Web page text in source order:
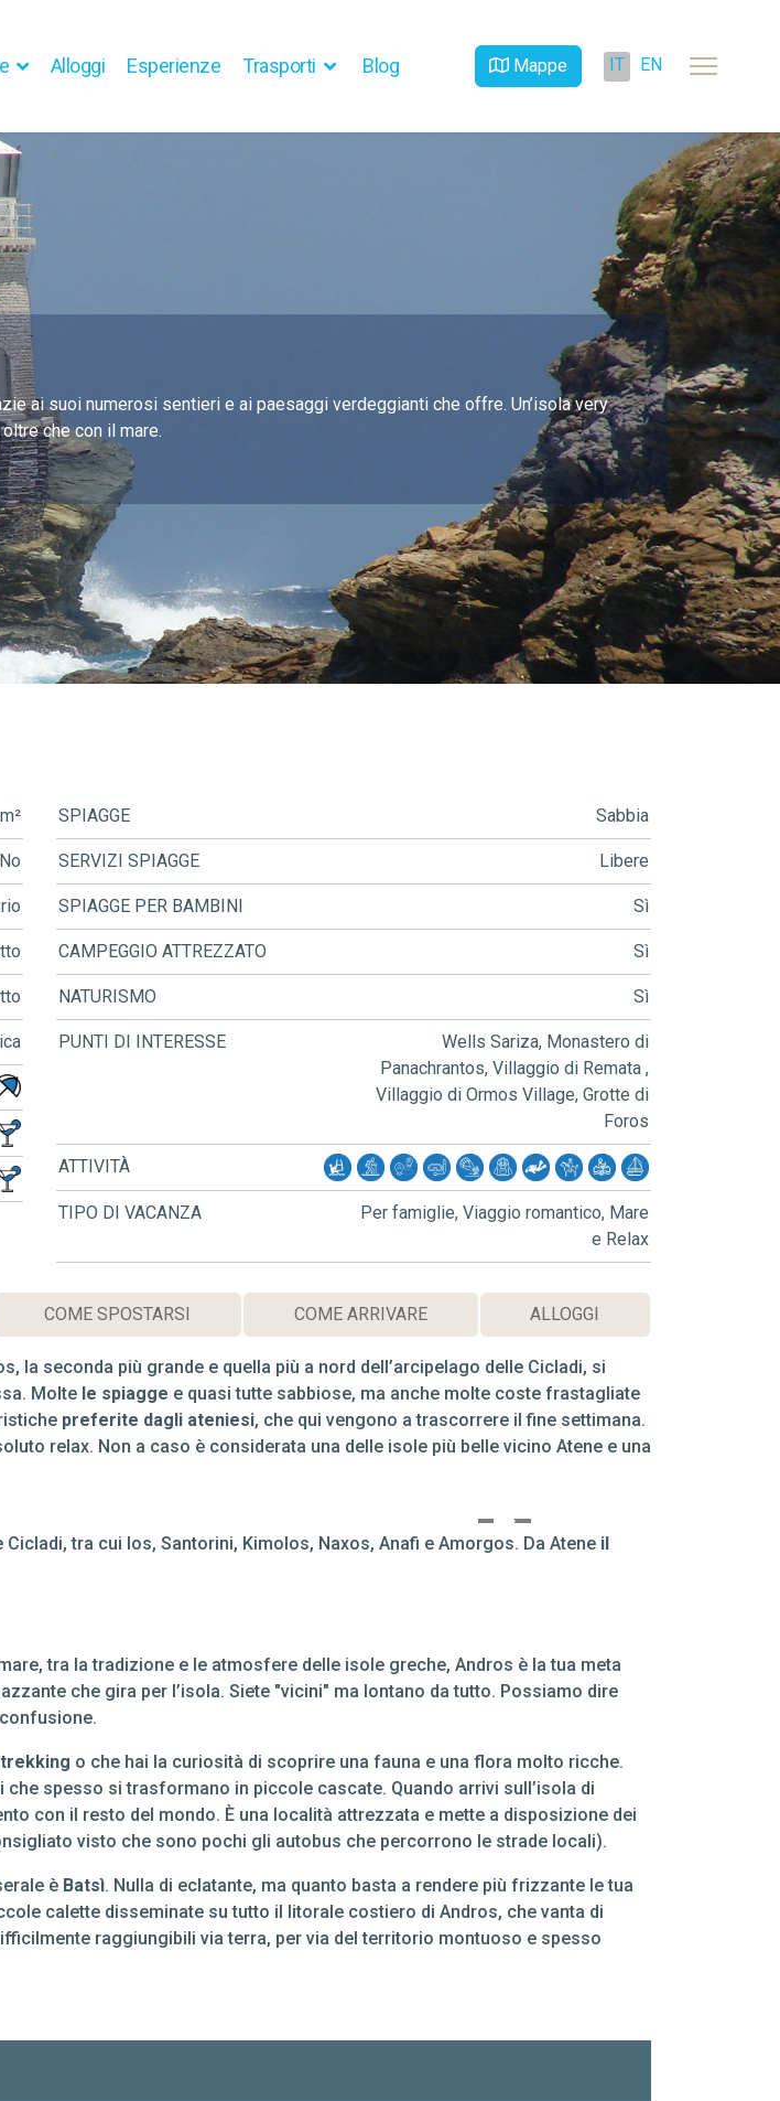
Alloggi Esperienze Trasporti Blog Mappe IT EN
ai suoi numerosi sentieri e ai paesaggi verdeggianti che offre. Un’isola very
che con il mare.
No
SPIAGGE Sabbia
SERVIZI SPIAGGE Libere
SPIAGGE PER BAMBINI Sì
CAMPEGGIO ATTREZZATO Sì
NATURISMO Sì
PUNTI DI INTERESSE
Wells Sariza, Monastero di
Panachrantos, Villaggio di Remata ,
Villaggio di Ormos Village, Grotte di
Foros
ATTIVITÀ
TIPO DI VACANZA
Per famiglie, Viaggio romantico, Mare
e Relax
COME SPOSTARSI COME ARRIVARE ALLOGGI
la seconda più grande e quella più a nord dell’arcipelago delle Cicladi, si
Molte le spiagge e quasi tutte sabbiose, ma anche molte coste frastagliate
preferite dagli ateniesi, che qui vengono a trascorrere il fine settimana.
relax. Non a caso è considerata una delle isole più belle vicino Atene e una
tra cui Ios, Santorini, Kimolos, Naxos, Anafi e Amorgos. Da Atene il
tra la tradizione e le atmosfere delle isole greche, Andros è la tua meta
che gira per l’isola. Siete "vicini" ma lontano da tutto. Possiamo dire
o che hai la curiosità di scoprire una fauna e una flora molto ricche.
spesso si trasformano in piccole cascate. Quando arrivi sull’isola di
con il resto del mondo. È una località attrezzata e mette a disposizione dei
visto che sono pochi gli autobus che percorrono le strade locali).
è Batsì. Nulla di eclatante, ma quanto basta a rendere più frizzante le tua
calette disseminate su tutto il litorale costiero di Andros, che vanta di
raggiungibili via terra, per via del territorio montuoso e spesso